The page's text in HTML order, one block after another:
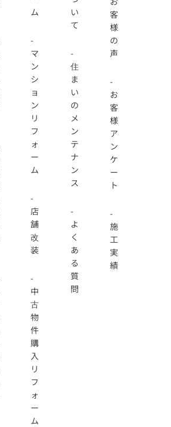
ム
-
マ
ン
シ
ョ
ン
リ
フ
ォ
ー
ム
-
店
舗
改
装
-
中
古
物
件
購
入
リ
フ
ォ
ー
ム
い
て
-
住
ま
い
の
メ
ン
テ
ナ
ン
ス
-
よ
く
あ
る
質
問
客
様
の
声
-
お
客
様
ア
ン
ケ
ー
ト
-
施
工
実
績